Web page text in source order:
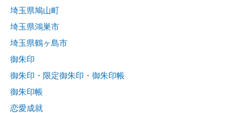
埼玉県鳩山町
埼玉県鴻巣市
埼玉県鶴ヶ島市
御朱印
御朱印・限定御朱印・御朱印帳
御朱印帳
恋愛成就